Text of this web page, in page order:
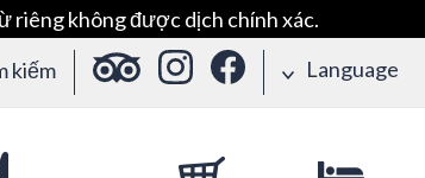
riêng không được dịch chính xác.
kiếm Language